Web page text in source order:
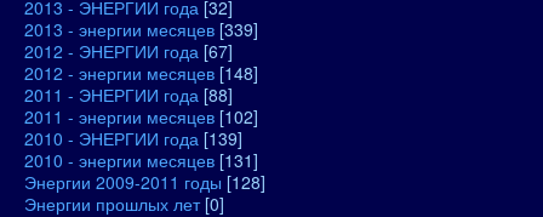
2013 - ЭНЕРГИИ года [32]
2013 - энергии месяцев [339]
2012 - ЭНЕРГИИ года [67]
2012 - энергии месяцев [148]
2011 - ЭНЕРГИИ года [88]
2011 - энергии месяцев [102]
2010 - ЭНЕРГИИ года [139]
2010 - энергии месяцев [131]
Энергии 2009-2011 годы [128]
Энергии прошлых лет [0]